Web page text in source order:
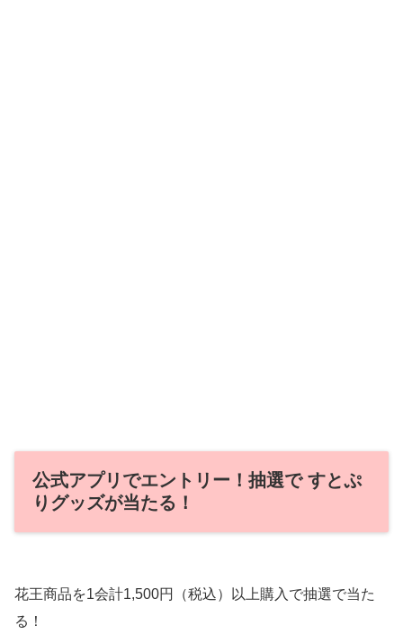
公式アプリでエントリー！抽選で すとぷ
りグッズが当たる！
花王商品を1会計1,500円（税込）以上購入で抽選で当た
る！